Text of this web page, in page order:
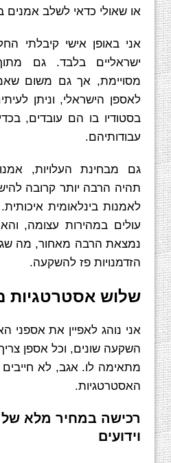
או שאולי כדאי לשלב אמנים
אני באופן אישי קיבלתי
ישראליים בלבד. גם
מסויימת, אך גם משום
לאספן הישראלי, וניתן
בסטודיו בו הם עובדים,
עבודותיהם.
גם מבחינת העלויות,
תהיה הרבה יותר קרובה
לאמנות בינלאומית
עולים במהירות עצומה,
נמצאת הרבה מאחור, מה
הזדמנויות פז להשקעה.
שלוש אסטרטגיות
אני נוהג לאפיין את אספני
השקעה שונים, וכל אספן
מתאימה לו. אגב, לא
האסטרטגיות.
רכישה במחיר מלא
וידועים